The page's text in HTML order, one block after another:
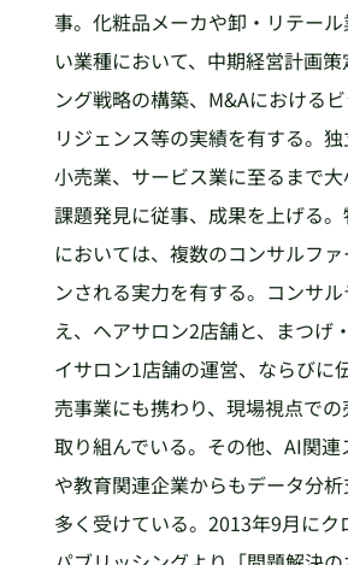
事。化粧品メーカや卸・リテー
い業種において、中期経営計画策
ング戦略の構築、M&Aにおける
リジェンス等の実績を有する。
小売業、サービス業に至るまで
課題発見に従事、成果を上げる
においては、複数のコンサルフ
ンされる実力を有する。コンサ
え、ヘアサロン2店舗と、まつげ
イサロン1店舗の運営、ならびに
売事業にも携わり、現場視点で
取り組んでいる。その他、AI関
や教育関連企業からもデータ分
多く受けている。2013年9月にク